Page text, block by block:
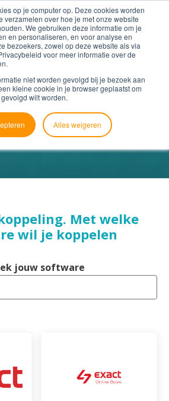
op je computer op. Deze cookies worden
verzamelen over hoe je met onze website
We gebruiken deze informatie om je
en personaliseren, en voor analyse en
bezoekers, zowel op deze website als via
voor meer informatie over de
niet worden gevolgd bij je bezoek aan
kleine cookie in je browser geplaatst om
wilt worden.
Alles weigeren
software
geselecteerd
Met welke
wil je koppelen
jouw software